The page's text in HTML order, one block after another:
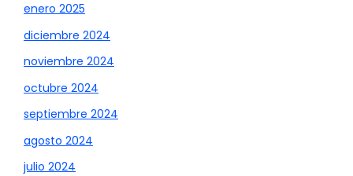
enero 2025
diciembre 2024
noviembre 2024
octubre 2024
septiembre 2024
agosto 2024
julio 2024